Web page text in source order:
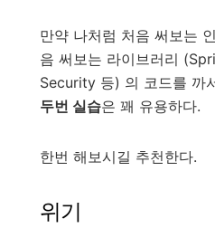
만약 나처럼 처음 써보는
음 써보는 라이브러리
Security 등) 의 코드를 까
두번 실습은 꽤 유용하다.
한번 해보시길 추천한다.
위기